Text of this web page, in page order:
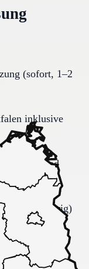
(sofort, 1–2
inklusive
unklar) und
bettlägerig)
unklar) mit